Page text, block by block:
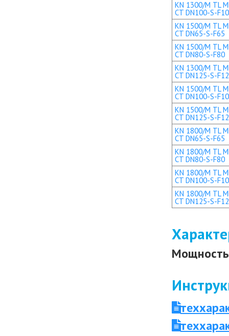
KN 1300/M TL
CT DN100-S-
KN 1500/M TL
CT DN65-S-F65
KN 1500/M TL
CT DN80-S-F80
KN 1300/M TL
CT DN125-S-
KN 1500/M TL
CT DN100-S-
KN 1500/M TL
CT DN125-S-
KN 1800/M TL
CT DN65-S-F65
KN 1800/M TL
CT DN80-S-F80
KN 1800/M TL
CT DN100-S-
KN 1800/M TL
CT DN125-S-
Мощность